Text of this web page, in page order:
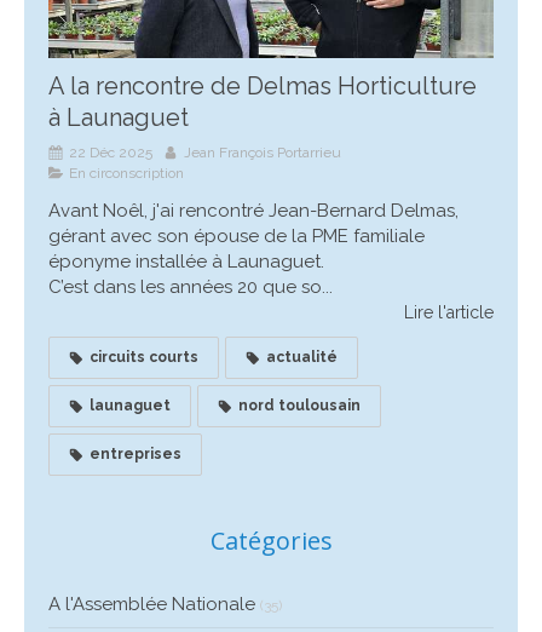
A la rencontre de Delmas Horticulture
à Launaguet
22 Déc 2025
Jean François Portarrieu
En circonscription
Avant Noêl, j'ai rencontré Jean-Bernard Delmas,
gérant avec son épouse de la PME familiale
éponyme installée à Launaguet.
C’est dans les années 20 que so...
Lire l'article
circuits courts actualité
launaguet nord toulousain
entreprises
Catégories
A l'Assemblée Nationale (35)